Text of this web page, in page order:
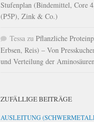
Stufenplan (Bindemittel, Core
(P5P), Zink & Co.)
Tessa zu Pflanzliche
Erbsen, Reis) – Von
und Verteilung der Aminosäuren
ZUFÄLLIGE BEITRÄGE
AUSLEITUNG